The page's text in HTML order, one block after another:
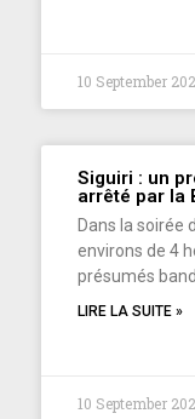
10 September
Siguiri : un
arrêté par la
Dans la soirée
environs de 4
présumés
LIRE LA SUITE »
10 September